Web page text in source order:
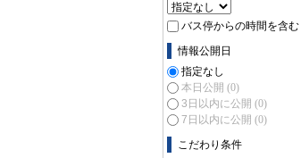
バス停からの時間を含む
情報公開日
指定なし
本日公開 (0)
3日以内に公開 (0)
7日以内に公開 (0)
こだわり条件